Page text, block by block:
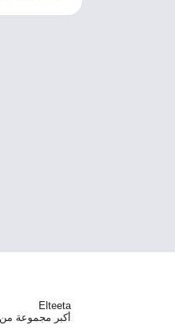
Elteeta
أكبر مجموعة من